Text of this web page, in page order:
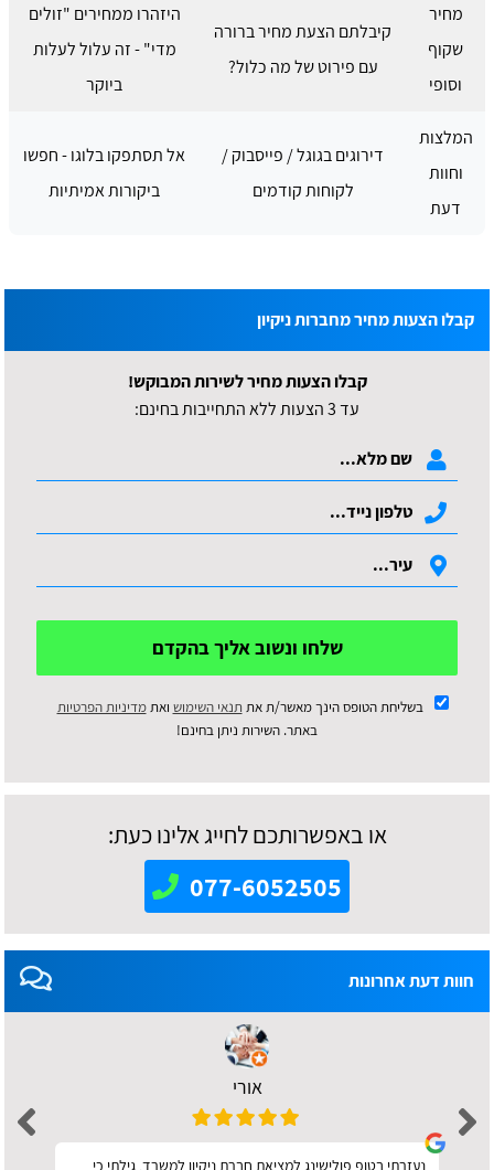
מחיר
שקוף
וסופי
קיבלתם הצעת מחיר ברורה
עם פירוט של מה כלול?
היזהרו ממחירים "זולים
מדי" - זה עלול לעלות
ביוקר
המלצות
וחוות
דעת
דירוגים בגוגל / פייסבוק /
לקוחות קודמים
אל תסתפקו בלוגו - חפשו
ביקורות אמיתיות
קבלו הצעות מחיר מחברות ניקיון
קבלו הצעות מחיר לשירות המבוקש!
עד 3 הצעות ללא התחייבות בחינם:
שלחו ונשוב אליך בהקדם
בשליחת הטופס הינך מאשר/ת את תנאי השימוש ואתמדיניות הפרטיות
באתר. השירות ניתן בחינם!
או באפשרותכם לחייג אלינו כעת:
077-6052505
חוות דעת אחרונות
אורי
נעזרתי בטופ פולישינג למציאת חברת ניקיון למשרד, גילתי כי